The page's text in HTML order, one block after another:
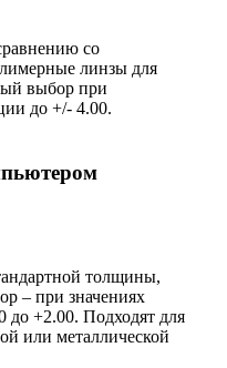
со
линзы для
выбор при
до +/- 4.00.
толщины,
– при значениях
до +2.00. Подходят для
или металлической